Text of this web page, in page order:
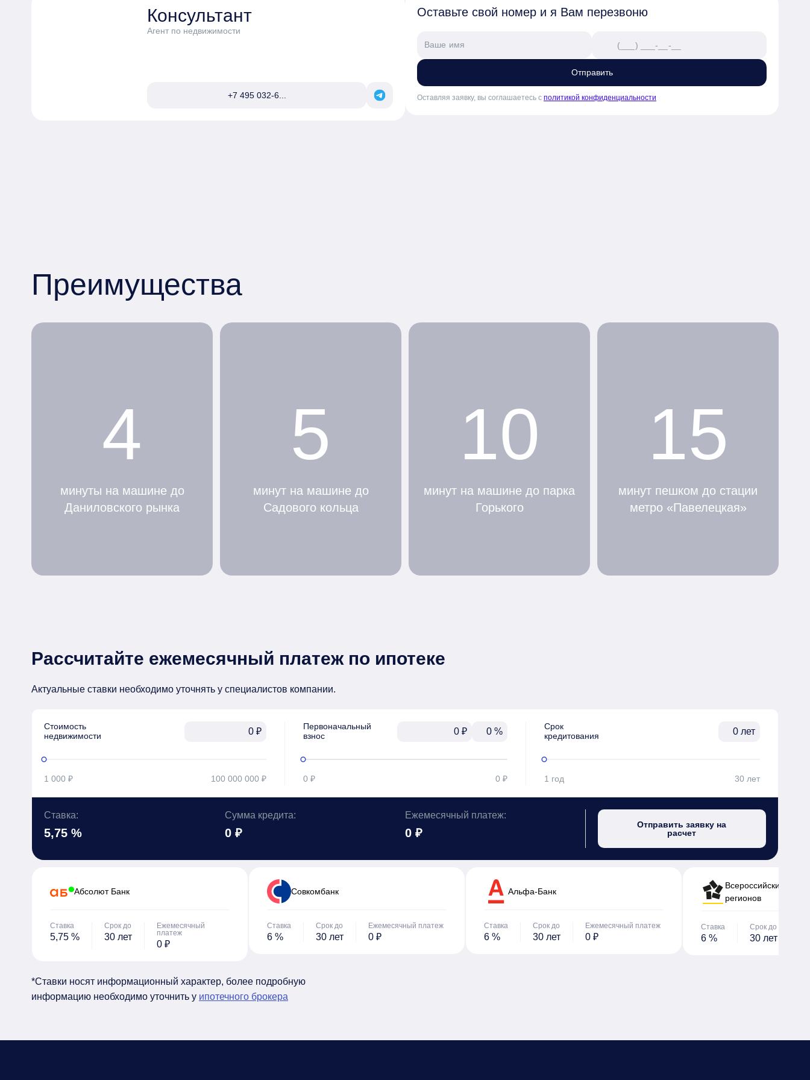
Консультант
Агент по недвижимости
+7 495 032-6...
Оставьте свой номер и я Вам перезвоню
Отправить
Оставляя заявку, вы соглашаетесь с политикой конфиденциальности
Преимущества
4
минуты на машине до
Даниловского рынка
5
минут на машине до
Садового кольца
10
минут на машине до парка
Горького
15
минут пешком до стации
метро «Павелецкая»
Рассчитайте ежемесячный платеж по ипотеке
Актуальные ставки необходимо уточнять у специалистов компании.
Стоимость
недвижимости
₽
1 000 ₽ 100 000 000 ₽
Первоначальный
взнос
₽ %
0 ₽ 0 ₽
Срок
кредитования
лет
1 год 30 лет
Ставка:
5,75 %
Сумма кредита:
0 ₽
Ежемесячный платеж:
0 ₽
Отправить заявку на
расчет
Абсолют Банк
Ставка
5,75 %
Срок до
30 лет
Ежемесячный
платеж
0 ₽
Cовкомбанк
Ставка
6 %
Срок до
30 лет
Ежемесячный платеж
0 ₽
Альфа-Банк
Ставка
6 %
Срок до
30 лет
Ежемесячный платеж
0 ₽
Всероссийский банк
регионов
Ставка
6 %
Срок до
30 лет
*Ставки носят информационный характер, более подробную
информацию необходимо уточнить у ипотечного брокера